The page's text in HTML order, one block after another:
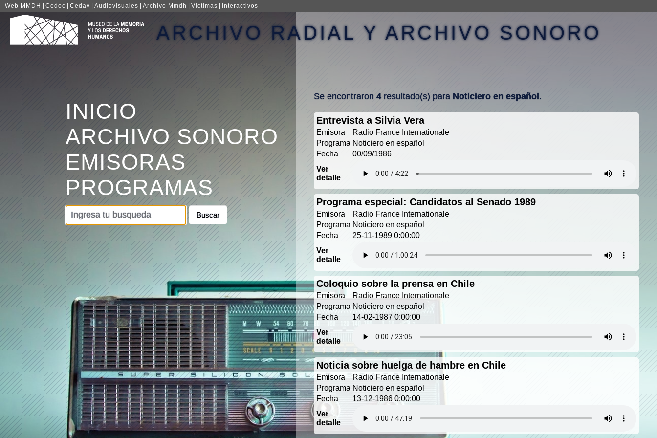
Web MMDH Cedoc Cedav Audiovisuales Archivo Mmdh Victimas Interactivos
ARCHIVO RADIAL Y ARCHIVO SONORO
INICIO
ARCHIVO SONORO
EMISORAS
PROGRAMAS
Se encontraron 4resultado(s) para Noticiero en español.
Entrevista a Silvia Vera
Emisora
Radio France Internationale
Programa Noticiero en español
Fecha
00/09/1986
Ver
detalle
Programa especial: Candidatos al Senado 1989
Emisora
Radio France Internationale
Programa Noticiero en español
Fecha
25-11-1989 0:00:00
Ver
detalle
Coloquio sobre la prensa en Chile
Emisora
Radio France Internationale
Programa Noticiero en español
Fecha
14-02-1987 0:00:00
Ver
detalle
Noticia sobre huelga de hambre en Chile
Emisora
Radio France Internationale
Programa Noticiero en español
Fecha
13-12-1986 0:00:00
Ver
detalle